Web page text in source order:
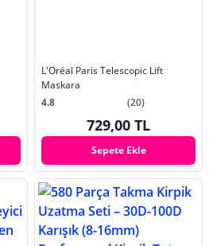
L'Oréal Paris Telescopic Lift
Maskara
4.8
(20)
729,00 TL
Sepete Ekle